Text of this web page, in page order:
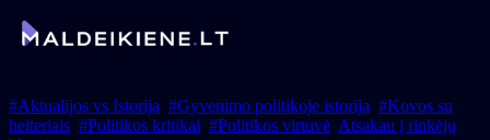
#Aktualijos vs Istorija, #Gyvenimo politikoje istorija, #Kovos su
heiteriais, #Politikos kritikai, #Politikos virtuvė, Atsakau į rinkėjų